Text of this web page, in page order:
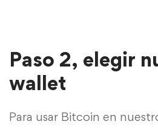
Paso 2, elegir
wallet
Para usar Bitcoin en